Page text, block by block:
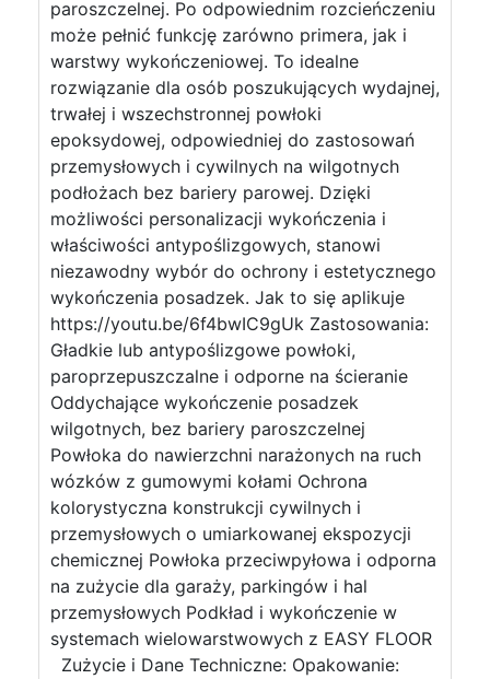
paroszczelnej. Po odpowiednim rozcieńczeniu
może pełnić funkcję zarówno primera, jak i
warstwy wykończeniowej. To idealne
rozwiązanie dla osób poszukujących wydajnej,
trwałej i wszechstronnej powłoki
epoksydowej, odpowiedniej do zastosowań
przemysłowych i cywilnych na wilgotnych
podłożach bez bariery parowej. Dzięki
możliwości personalizacji wykończenia i
właściwości antypoślizgowych, stanowi
niezawodny wybór do ochrony i estetycznego
wykończenia posadzek. Jak to się aplikuje
https://youtu.be/6f4bwIC9gUk Zastosowania:
Gładkie lub antypoślizgowe powłoki,
paroprzepuszczalne i odporne na ścieranie
Oddychające wykończenie posadzek
wilgotnych, bez bariery paroszczelnej
Powłoka do nawierzchni narażonych na ruch
wózków z gumowymi kołami Ochrona
kolorystyczna konstrukcji cywilnych i
przemysłowych o umiarkowanej ekspozycji
chemicznej Powłoka przeciwpyłowa i odporna
na zużycie dla garaży, parkingów i hal
przemysłowych Podkład i wykończenie w
systemach wielowarstwowych z EASY FLOOR
Zużycie i Dane Techniczne: Opakowanie: